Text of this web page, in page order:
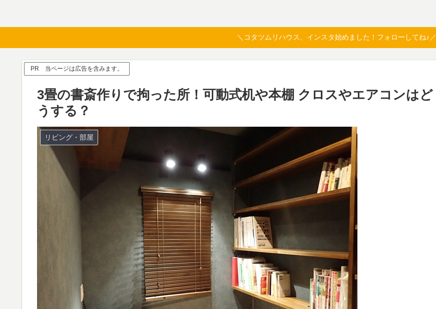
＼コタツムリハウス、インスタ始めました！フォローしてね♪／
PR 当ページは広告を含みます。
3畳の書斎作りで拘った所！可動式机や本棚 クロスやエアコンはど
うする？
リビング・部屋